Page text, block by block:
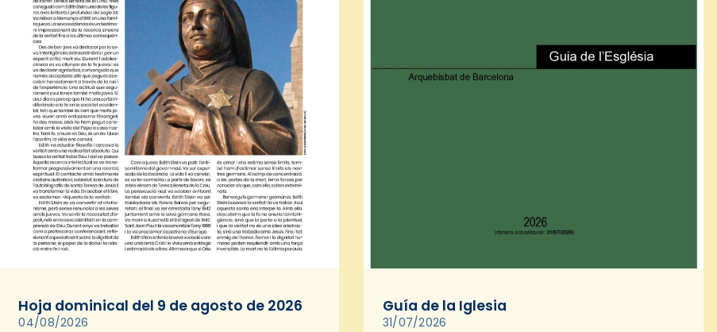
Hoja dominical del 9 de agosto de 2026
04/08/2026
Guía de la Iglesia
31/07/2026